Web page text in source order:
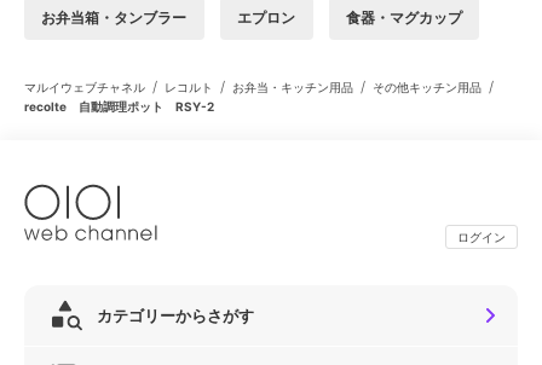
お弁当箱・タンブラー エプロン 食器・マグカップ
マルイウェブチャネル / レコルト / お弁当・キッチン用品 / その他キッチン用品 /
recolte 自動調理ポット RSY-2
ログイン
カテゴリーからさがす